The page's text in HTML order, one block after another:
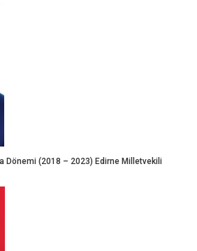
Dönemi (2018 – 2023) Edirne Milletvekili